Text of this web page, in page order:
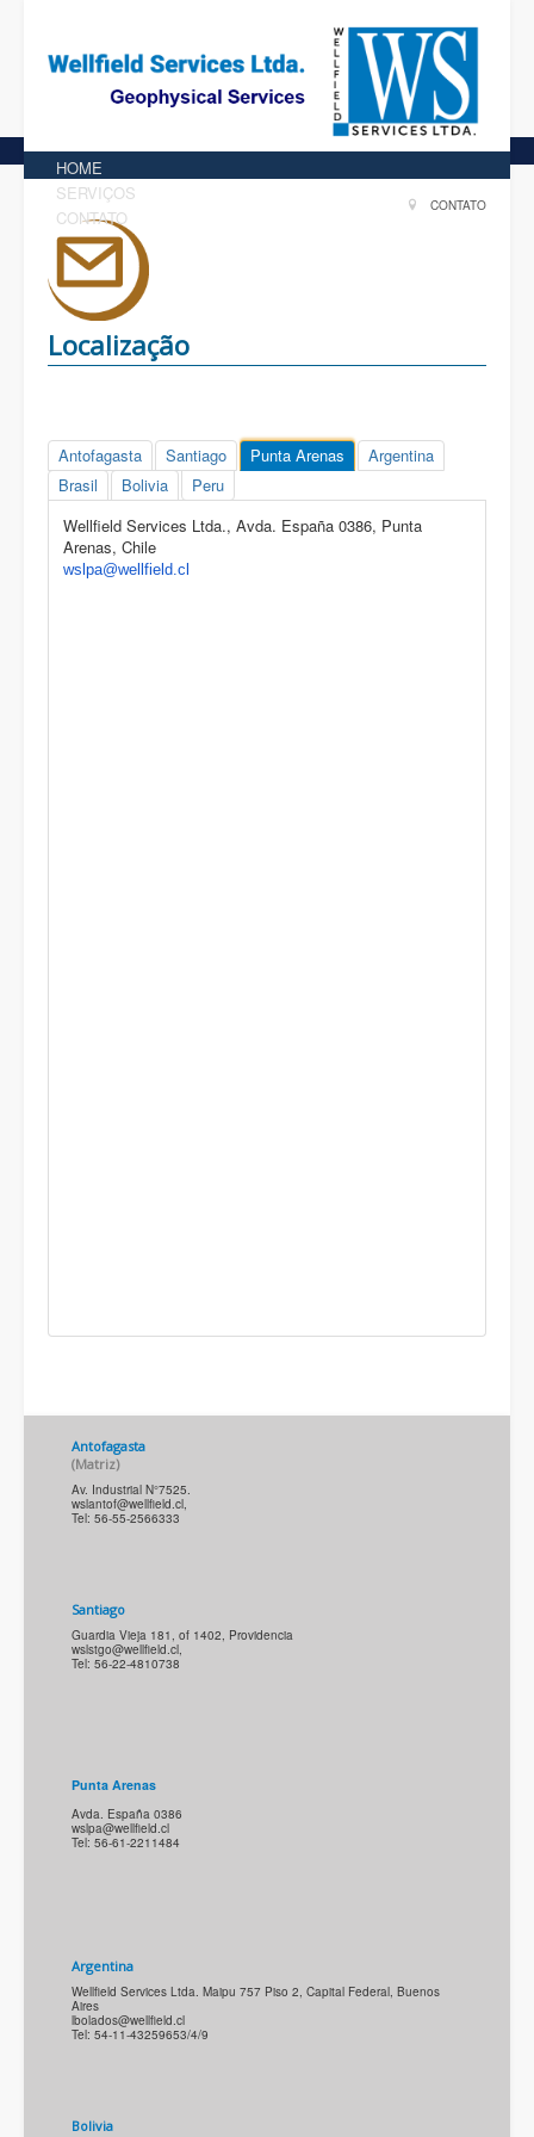
HOME
SERVIÇOS
CONTATO
CONTATO
Localização
Antofagasta Santiago Punta Arenas
Argentina
Brasil
Bolivia
Peru
Wellfield Services Ltda., Avda. España 0386, Punta
Arenas, Chile
Antofagasta
(Matriz)
Av. Industrial N°7525.
wslantof@wellfield.cl,
Tel: 56-55-2566333
Santiago
Guardia Vieja 181, of 1402, Providencia
wslstgo@wellfield.cl,
Tel: 56-22-4810738
Punta Arenas
Avda. España 0386
wslpa@wellfield.cl
Tel: 56-61-2211484
Argentina
Wellfield Services Ltda. Maipu 757 Piso 2, Capital Federal, Buenos
Aires
lbolados@wellfield.cl
Tel: 54-11-43259653/4/9
Bolivia